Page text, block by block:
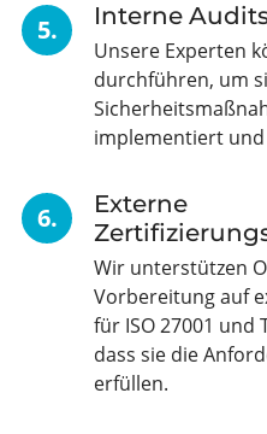
5. Interne
Unsere Experten
durchführen, um
implementiert
6.
Externe
Wir unterstützen
Vorbereitung auf
für ISO 27001 und
dass sie die
erfüllen.